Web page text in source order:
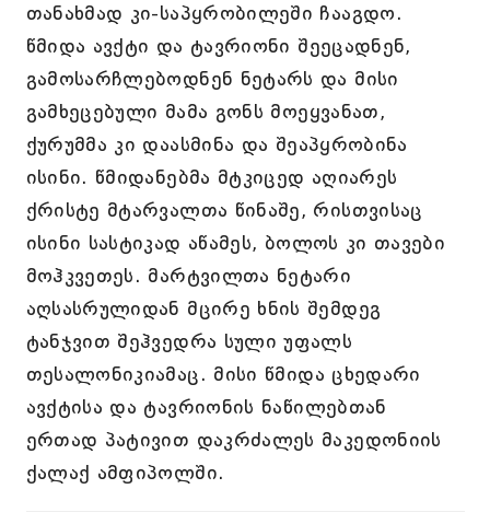
თანახმად კი-საპყრობილეში ჩააგდო.
წმიდა ავქტი და ტავრიონი შეეცადნენ,
გამოსარჩლებოდნენ ნეტარს და მისი
გამხეცებული მამა გონს მოეყვანათ,
ქურუმმა კი დაასმინა და შეაპყრობინა
ისინი. წმიდანებმა მტკიცედ აღიარეს
ქრისტე მტარვალთა წინაშე, რისთვისაც
ისინი სასტიკად აწამეს, ბოლოს კი თავები
მოჰკვეთეს. მარტვილთა ნეტარი
აღსასრულიდან მცირე ხნის შემდეგ
ტანჯვით შეჰვედრა სული უფალს
თესალონიკიამაც. მისი წმიდა ცხედარი
ავქტისა და ტავრიონის ნაწილებთან
ერთად პატივით დაკრძალეს მაკედონიის
ქალაქ ამფიპოლში.